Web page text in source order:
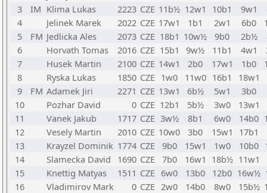
3
IM Klima Lukas 2223 CZE 11b½ 12w1 10b1 9w1
4
Jelinek Marek 2022 CZE 17w1 1b1 2w1 6b0
5
FM Jedlicka Ales 2073 CZE 18b1 10w½ 9b0 2b½
6
Horvath Tomas 2016 CZE 15b1 9w½ 11b1 4w1
7
Husek Martin 2100 CZE 14w1 2b0 17w1 1b0
8
Ryska Lukas 1850 CZE 1w0 11w0 16b1
18w1
9
FM Adamek Jiri 2271 CZE 13w1 6b½ 5w1 3b0
10
Pozhar David 0 CZE 12b1 5b½ 3w0
13w1
11
Vanek Jakub 1717 CZE 3w½ 8b1 6w0 14b0
12
Vesely Martin 2010 CZE 10w0 3b0 15w1
17b1
13
Krayzel Dominik 1774 CZE 9b0 15w1 1w0 10b0
14
Slamecka David 1690 CZE 7b0 16w1 18b½ 11w1
15
Knettig Matyas 1511 CZE 6w0 13b0 12b0 16w½
16
Vladimirov Mark 0 CZE 2w0 14b0 8w0 15b½